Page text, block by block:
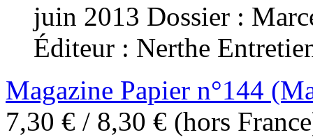
juin 2013 Dossier :
Éditeur : Nerthe
Magazine Papier n°144
7,30 € / 8,30 € (hors